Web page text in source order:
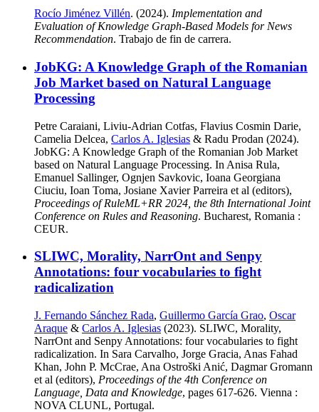
Rocío Jiménez Villén. (2024). Implementation and
Evaluation of Knowledge Graph-Based Models for News
Recommendation. Trabajo de fin de carrera.
JobKG: A Knowledge Graph of the Romanian
Job Market based on Natural Language
Processing
Petre Caraiani, Liviu-Adrian Cotfas, Flavius Cosmin Darie,
Camelia Delcea, Carlos A. Iglesias & Radu Prodan (2024).
JobKG: A Knowledge Graph of the Romanian Job Market
based on Natural Language Processing. In Anisa Rula,
Emanuel Sallinger, Ognjen Savkovic, Ioana Georgiana
Ciuciu, Ioan Toma, Josiane Xavier Parreira et al (editors),
Proceedings of RuleML+RR 2024, the 8th International Joint
Conference on Rules and Reasoning. Bucharest, Romania :
CEUR.
SLIWC, Morality, NarrOnt and Senpy
Annotations: four vocabularies to fight
radicalization
J. Fernando Sánchez Rada, Guillermo García Grao, Oscar
Araque & Carlos A. Iglesias (2023). SLIWC, Morality,
NarrOnt and Senpy Annotations: four vocabularies to fight
radicalization. In Sara Carvalho, Jorge Gracia, Anas Fahad
Khan, John P. McCrae, Ana Ostroški Anić, Dagmar Gromann
et al (editors), Proceedings of the 4th Conference on
Language, Data and Knowledge, pages 617-626. Vienna :
NOVA CLUNL, Portugal.